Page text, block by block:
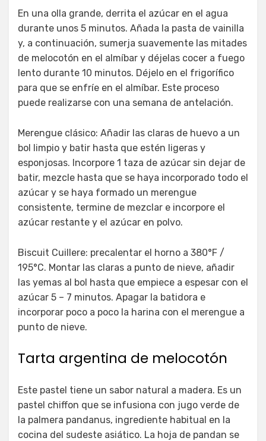
En una olla grande, derrita el azúcar en el agua
durante unos 5 minutos. Añada la pasta de vainilla
y, a continuación, sumerja suavemente las mitades
de melocotón en el almíbar y déjelas cocer a fuego
lento durante 10 minutos. Déjelo en el frigorífico
para que se enfríe en el almíbar. Este proceso
puede realizarse con una semana de antelación.
Merengue clásico: Añadir las claras de huevo a un
bol limpio y batir hasta que estén ligeras y
esponjosas. Incorpore 1 taza de azúcar sin dejar de
batir, mezcle hasta que se haya incorporado todo el
azúcar y se haya formado un merengue
consistente, termine de mezclar e incorpore el
azúcar restante y el azúcar en polvo.
Biscuit Cuillere: precalentar el horno a 380°F /
195°C. Montar las claras a punto de nieve, añadir
las yemas al bol hasta que empiece a espesar con el
azúcar 5 – 7 minutos. Apagar la batidora e
incorporar poco a poco la harina con el merengue a
punto de nieve.
Tarta argentina de melocotón
Este pastel tiene un sabor natural a madera. Es un
pastel chiffon que se infusiona con jugo verde de
la palmera pandanus, ingrediente habitual en la
cocina del sudeste asiático. La hoja de pandan se